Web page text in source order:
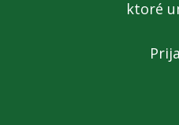
ktoré